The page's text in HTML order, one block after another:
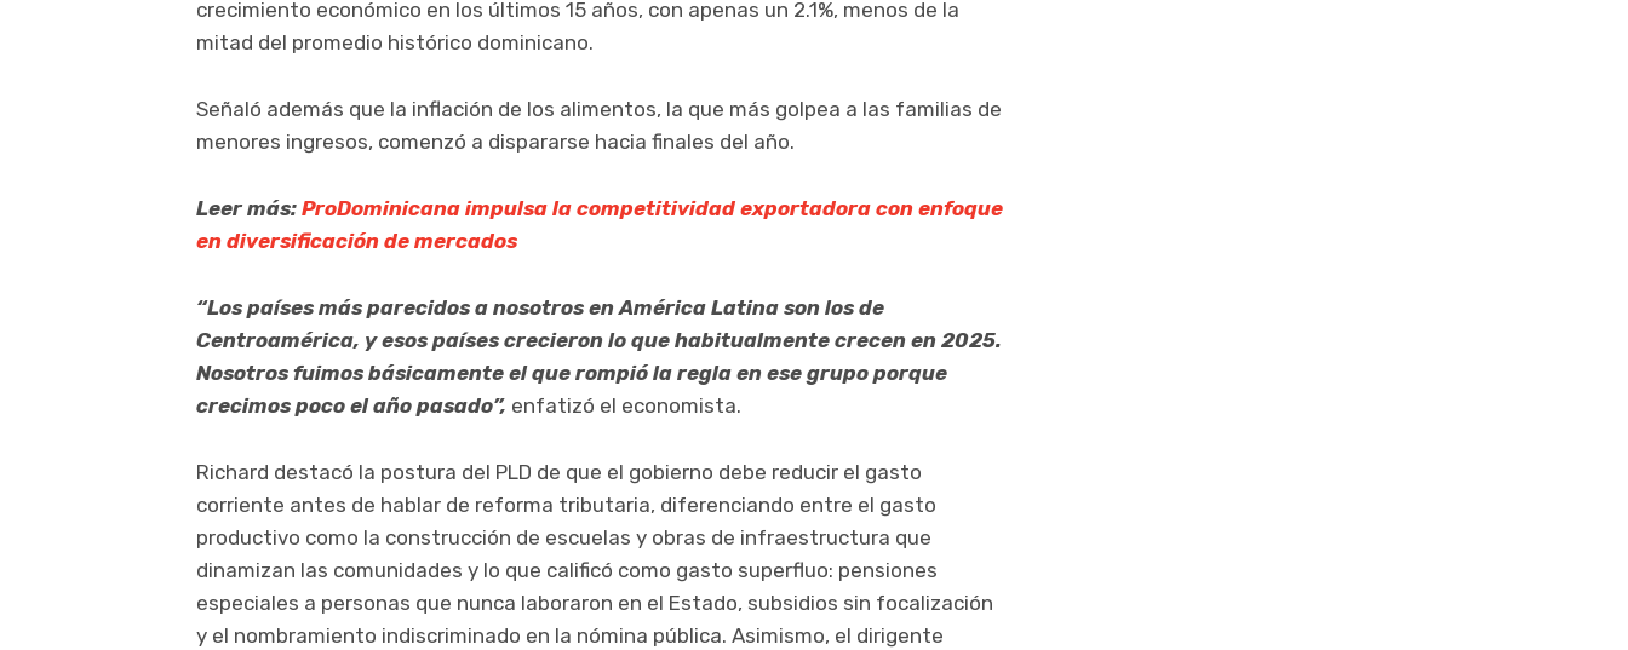
crecimiento económico en los últimos 15 años, con apenas un 2.1%, menos de la
mitad del promedio histórico dominicano.
Señaló además que la inflación de los alimentos, la que más golpea a las familias de
menores ingresos, comenzó a dispararse hacia finales del año.
Leer más: ProDominicana impulsa la competitividad exportadora con enfoque
en diversificación de mercados
“Los países más parecidos a nosotros en América Latina son los de
Centroamérica, y esos países crecieron lo que habitualmente crecen en 2025.
Nosotros fuimos básicamente el que rompió la regla en ese grupo porque
crecimos poco el año pasado”, enfatizó el economista.
Richard destacó la postura del PLD de que el gobierno debe reducir el gasto
corriente antes de hablar de reforma tributaria, diferenciando entre el gasto
productivo como la construcción de escuelas y obras de infraestructura que
dinamizan las comunidades y lo que calificó como gasto superfluo: pensiones
especiales a personas que nunca laboraron en el Estado, subsidios sin focalización
y el nombramiento indiscriminado en la nómina pública. Asimismo, el dirigente